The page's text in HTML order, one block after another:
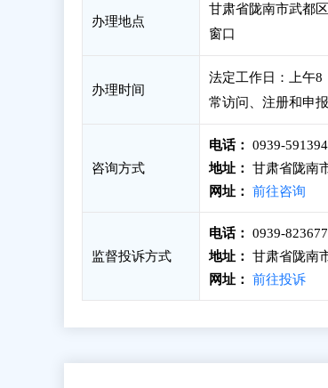
办理地点
甘肃省陇南市武都
窗口
办理时间
法定工作日：上午8
常访问、注册和申
咨询方式
电话：
0939-
地址：
甘肃省陇南
网址：
前往咨询
监督投诉方式
电话：
0939-
地址：
甘肃省陇南
网址：
前往投诉